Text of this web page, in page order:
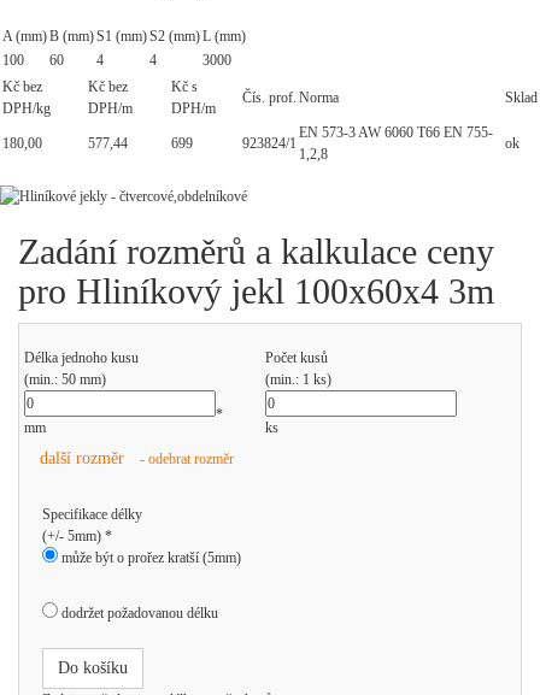
A (mm)B (mm)S1 (mm)S2 (mm)L (mm)
100
60 4 4
3000
Kč bez
DPH/kg
Kč bez
DPH/m
Kč s
DPH/m
Čís. prof. Norma Sklad
180,00 577,44 699 923824/1
EN 573-3 AW 6060 T66 EN 755-
1,2,8
ok
Zadání rozměrů a kalkulace ceny
pro Hliníkový jekl 100x60x4 3m
Délka jednoho kusu
(min.: 50 mm)
Počet kusů
(min.: 1 ks)
mm
*
ks
další rozměr - odebrat rozměr
Specifikace délky
(+/- 5mm) *
může být o prořez kratší (5mm)
dodržet požadovanou délku
Do košíku